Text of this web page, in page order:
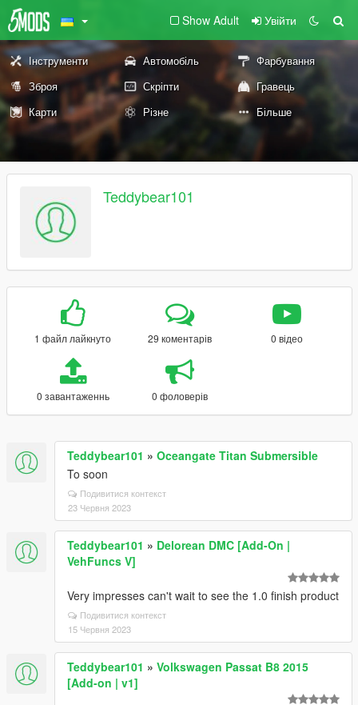
Show Adult Увійти
Інструменти Автомобіль
Фарбування
Зброя
Скріпти
Гравець
Карти
Різне Більше
Teddybear101
1 файл лайкнуто 29 коментарів 0 відео
0 завантаженнь 0 фоловерів
Teddybear101 » Oceangate Titan Submersible
To soon
Подивитися контекст
23 Червня 2023
Teddybear101 » Delorean DMC [Add-On |
VehFuncs V]
Very impresses can't wait to see the 1.0 finish product
Подивитися контекст
15 Червня 2023
Teddybear101 » Volkswagen Passat B8 2015
[Add-on | v1]